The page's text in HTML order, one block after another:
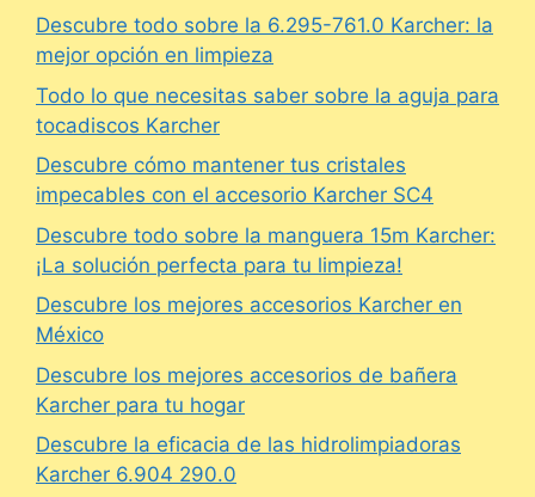
Descubre todo sobre la 6.295-761.0 Karcher: la
mejor opción en limpieza
Todo lo que necesitas saber sobre la aguja para
tocadiscos Karcher
Descubre cómo mantener tus cristales
impecables con el accesorio Karcher SC4
Descubre todo sobre la manguera 15m Karcher:
¡La solución perfecta para tu limpieza!
Descubre los mejores accesorios Karcher en
México
Descubre los mejores accesorios de bañera
Karcher para tu hogar
Descubre la eficacia de las hidrolimpiadoras
Karcher 6.904 290.0